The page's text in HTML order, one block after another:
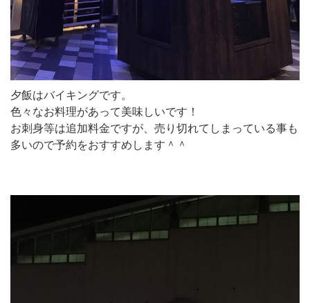
夕飯はバイキングです。
色々なお料理があって美味しいです！
お刺身等は追加料金ですが、売り切れてしまっている事も
多いので予約をおすすめします＾＾